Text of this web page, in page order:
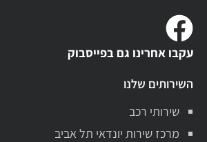
עקבו אחרינו גם בפייסבוק
השירותים שלנו
שירותי רכב
מרכז שירות יונדאי תל אביב